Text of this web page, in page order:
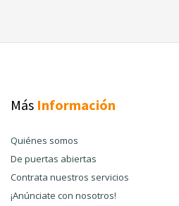
Más Información
Quiénes somos
De puertas abiertas
Contrata nuestros servicios
¡Anúnciate con nosotros!